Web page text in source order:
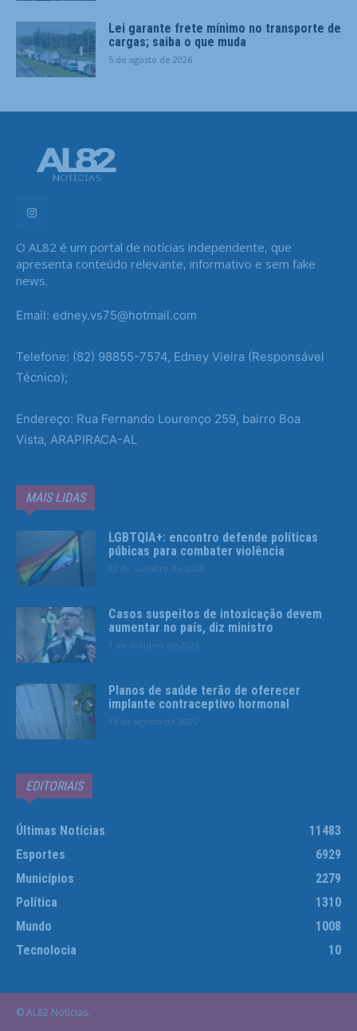
Lei garante frete mínimo no transporte de
cargas; saiba o que muda
5 de agosto de 2026
O AL82 é um portal de notícias independente, que
apresenta conteúdo relevante, informativo e sem fake
news.
Email: edney.vs75@hotmail.com
Telefone: (82) 98855-7574, Edney Vieira (Responsável
Técnico);
Endereço: Rua Fernando Lourenço 259, bairro Boa
Vista, ARAPIRACA-AL
MAIS LIDAS
LGBTQIA+: encontro defende políticas
púbicas para combater violência
22 de outubro de 2025
Casos suspeitos de intoxicação devem
aumentar no país, diz ministro
1 de outubro de 2025
Planos de saúde terão de oferecer
implante contraceptivo hormonal
13 de agosto de 2025
EDITORIAIS
Últimas Notícias
11483
Esportes
6929
Municípios
2279
Política
1310
Mundo
1008
Tecnolocia
10
© AL82 Notícias.